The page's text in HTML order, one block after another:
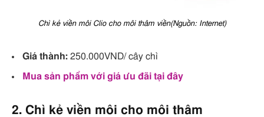
Chì kẻ viền môi Clio cho môi thâm viền(Nguồn: Internet)
Giá thành: 250.000VND/ cây chì
Mua sản phẩm với giá ưu đãi tại đây
2. Chì kẻ viền môi cho môi thâm